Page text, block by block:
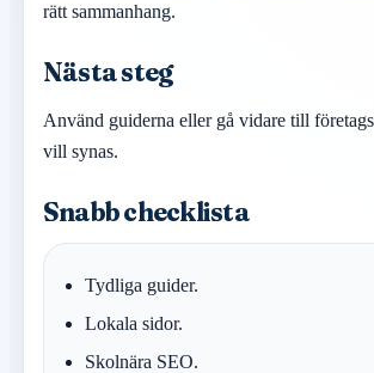
rätt sammanhang.
Nästa steg
Använd guiderna eller gå vidare till
vill synas.
Snabb checklista
Tydliga guider.
Lokala sidor.
Skolnära SEO.